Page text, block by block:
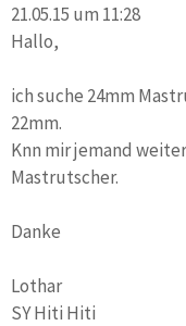
21.05.15 um 11:28
Hallo,
ich suche 24mm
22mm.
Knn mir jemand
Mastrutscher.
Danke
Lothar
SY Hiti Hiti